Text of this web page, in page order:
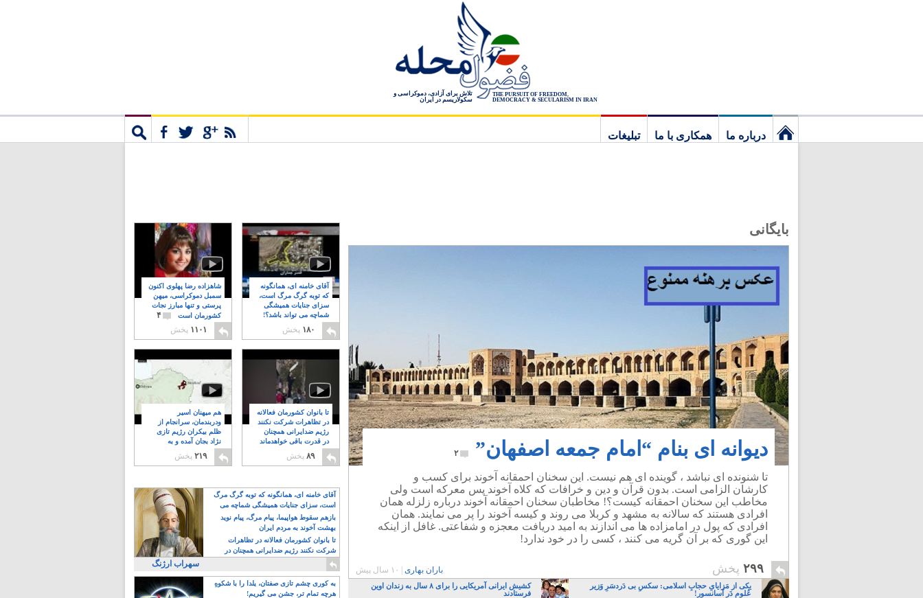
THE PURSUIT OF FREEDOM,
DEMOCRACY & SECULARISM IN IRAN
تلاش برای آزادی، دموکراسی و
سکولاریسم در ایران
درباره ما همکاری با ما
تبلیغات
بایگانی
دیوانه ای بنام “امام جمعه اصفهان” ۲
تا شنونده ای نباشد ، گوینده ای هم نیست. این سخنان احمقانه آخوند برای کسب و
کارشان الزامی است. بدون قرآن و دین و خرافات که کلاه آخوند پس معرکه است ولی
مخاطب این سخنان احمقانه کیست؟! مخاطبان سخنان احمقانه آخوند درباره زلزله همان
افرادی هستند که سالانه به مشهد و کربلا می روند و کیسه آخوند را پر می نمایند. همان
افرادی که پول در امامزاده ها می اندازند به امید دریافت معجزه و شفاعتی. غافل از اینکه
این گوری که بر آن گریه می کنند ، کسی را در خود ندارد!
۲۹۹ پخش باران بهاری ۱۰ سال پیش
یکی از مَزایایِ حجابِ اسلامی: سکسِ بی دَردسَرِ وَزیر
عُلوم دَر آسانسور!
کشیش ایرانی آمریکایی را برای ۸ سال به زندان اوین
فرستادند
شاهزاده رضا پهلوی اکنون
سمبل دموکراسی، میهن
پرستی و تنها مبارز نجات
کشورمان است
۴
۱۱۰۱ پخش
آقای خامنه ای، همانگونه
که توبه گرگ مرگ است،
سزای جنایات همیشگی
شماچه می تواند باشد؟!
۸
۱۸۰ پخش
هم میهنان اسیر
ودربندمان، سرانجام از
ظلم بیکران رژیم تازی
نژاد بجان آمده و به
۲۱۹ پخش
تا بانوان کشورمان فعالانه
در تظاهرات شرکت نکنند
رژیم ضدایرانی همچنان
در قدرت باقی خواهدماند
۸
۸۹ پخش
آقای خامنه ای، همانگونه که توبه گرگ مرگ
است، سزای جنایات همیشگی شماچه می
تواند باشد؟!
بازهم سقوط هواپیما، پیام مرگ، پیام نوید
بهشت آخوند به مردم ایران
تا بانوان کشورمان فعالانه در تظاهرات
شرکت نکنند رژیم ضدایرانی همچنان در
قدرت باقی خواهدماند
سهراب ارژنگ
به کوری چشم تازی صفتان، یلدا را با شکوهِ
هرچه تمام تر، جشن می گیریم!